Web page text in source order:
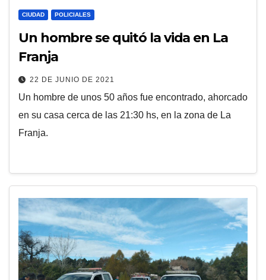
CIUDAD POLICIALES
Un hombre se quitó la vida en La
Franja
22 DE JUNIO DE 2021
Un hombre de unos 50 años fue encontrado, ahorcado
en su casa cerca de las 21:30 hs, en la zona de La
Franja.